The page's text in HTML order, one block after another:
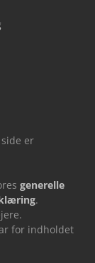
er
generelle
.
for indholdet